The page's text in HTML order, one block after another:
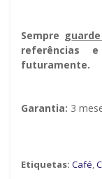
Sempre g
referências
futuramente.
Garantia: 3
Etiquetas: Café,